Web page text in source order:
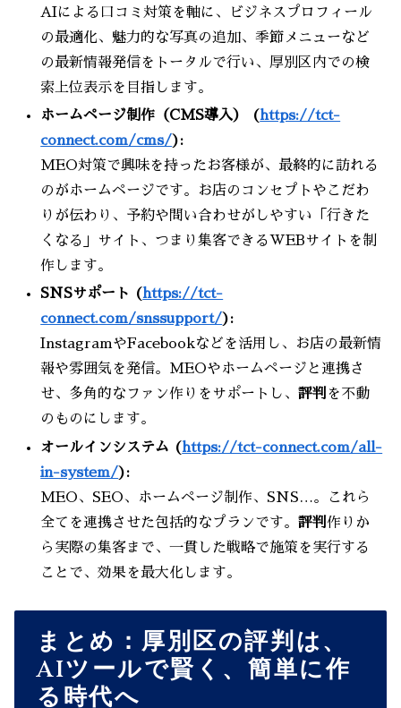
AIによる口コミ対策を軸に、ビジネスプロフィール
の最適化、魅力的な写真の追加、季節メニューなど
の最新情報発信をトータルで行い、厚別区内での検
索上位表示を目指します。
ホームページ制作（CMS導入） (https://tct-
connect.com/cms/):
MEO対策で興味を持ったお客様が、最終的に訪れる
のがホームページです。お店のコンセプトやこだわ
りが伝わり、予約や問い合わせがしやすい「行きた
くなる」サイト、つまり集客できるWEBサイトを制
作します。
SNSサポート (https://tct-
connect.com/snssupport/):
InstagramやFacebookなどを活用し、お店の最新情
報や雰囲気を発信。MEOやホームページと連携さ
せ、多角的なファン作りをサポートし、評判 を不動
のものにします。
オールインシステム (https://tct-connect.com/all-
in-system/):
MEO、SEO、ホームページ制作、SNS…。これら
全てを連携させた包括的なプランです。評判作りか
ら実際の集客まで、一貫した戦略で施策を実行する
ことで、効果を最大化します。
まとめ：厚別区の評判は、
AIツールで賢く、簡単に作
る時代へ